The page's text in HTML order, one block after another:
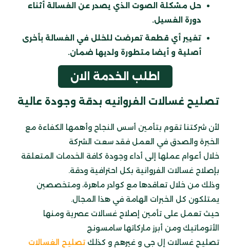
حل مشكلة الصوت الذي يصدر عن الغسالة أثناء
دورة الغسيل.
تغيير أي قطعة تعرضت للخلل في الغسالة بأخرى
أصلية و أيضا متطورة ولديها ضمان.
اطلب الخدمة الان
تصليح غسالات الفروانيه بدقة وجودة عالية
لأن شركتنا تقوم بتأمين أسس النجاح وأهمها الكفاءة مع
الخبرة والصدق في العمل فقد سعت الشركة
خلال أعوام عملها إلى أداء وجودة كافة الخدمات المتعلقة
بإصلاح غسالات الفروانية بكل احترافية ودقة.
وذلك من خلال تعاقدها مع كوادر ماهرة، ومتخصصين
يمتلكون كل الخبرات الهامة في هذا المجال.
حيث تعمل على تأمين إصلاح غسالات عصرية ومنها
الأتوماتيك ومن أبرز ماركاتها سامسونج
تصليح غسالات إل جي و غيرهم و كذلك تصليح الغسالات